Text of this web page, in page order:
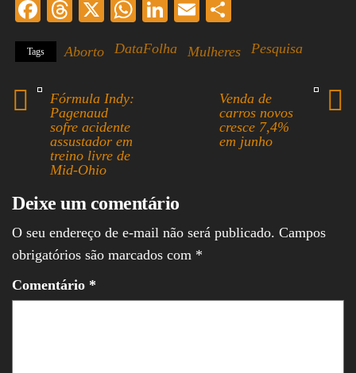
Fa
ce
bo
ok
T
ea
X
W
ts
Li
ed
E
ail re
Tags Aborto DataFolha Mulheres Pesquisa
Fórmula Indy:
Pagenaud
sofre acidente
assustador em
treino livre de
Mid-Ohio
Venda de
carros novos
cresce 7,4%
em junho
Deixe um comentário
O seu endereço de e-mail não será publicado. Campos
obrigatórios são marcados com *
Comentário *